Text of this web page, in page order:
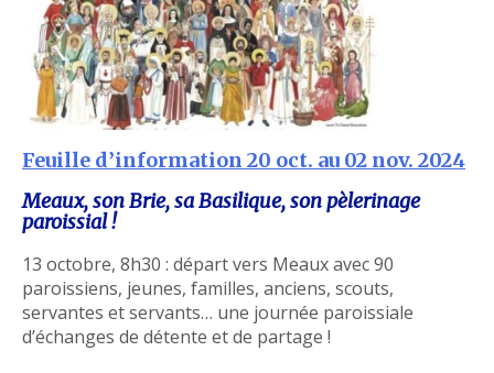
Feuille d’information 20 oct. au 02 nov. 2024
Meaux, son Brie, sa Basilique, son pèlerinage
paroissial !
13 octobre, 8h30 : départ vers Meaux avec 90
paroissiens, jeunes, familles, anciens, scouts,
servantes et servants… une journée paroissiale
d’échanges de détente et de partage !